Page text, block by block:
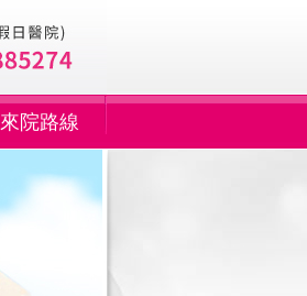
來院路線